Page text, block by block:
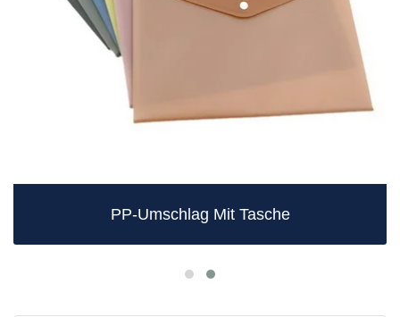
PP-Umschlag Mit Tasche